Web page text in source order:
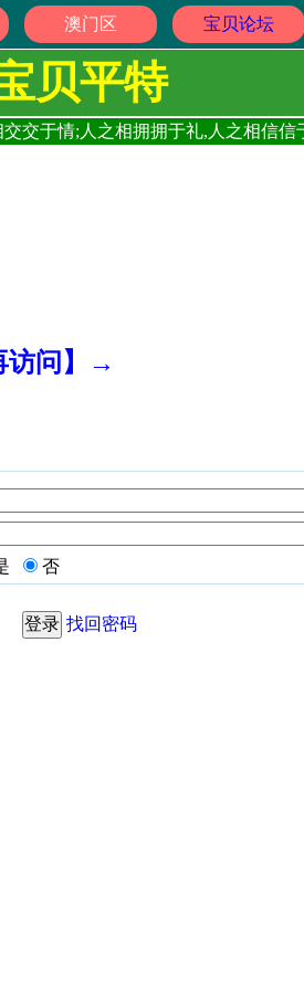
澳门区 宝贝论坛
贝平特
交于情;人之相拥拥于礼,人之相信信
访问】→
否
找回密码